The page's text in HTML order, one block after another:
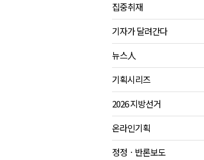
양구군, 원
<강원랜
<강원랜드>
민선9기
집중취재
기자가 달려간다
뉴스人
기획시리즈
2026 지방선거
온라인기획
정정ㆍ반론보도